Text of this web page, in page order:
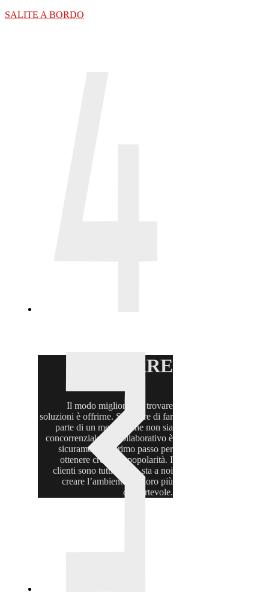
SALITE A BORDO
CREARE
Il modo migliore per trovare
soluzioni è offrirne. Scegliere di far
parte di un mercato che non sia
concorrenziale ma collaborativo è
sicuramente il primo passo per
ottenere credito e popolarità. I
clienti sono tutti qui … sta a noi
creare l’ambiente per loro più
confortevole.